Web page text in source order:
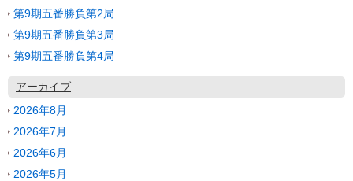
第9期五番勝負第2局
第9期五番勝負第3局
第9期五番勝負第4局
アーカイブ
2026年8月
2026年7月
2026年6月
2026年5月